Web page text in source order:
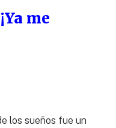
me
los sueños fue un